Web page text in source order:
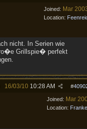
Joined: Mar
Location:
nicht. In Serien wie
Grillspie� perfekt
#
16/03/10 10:28 AM
Joined: Mar
Location: